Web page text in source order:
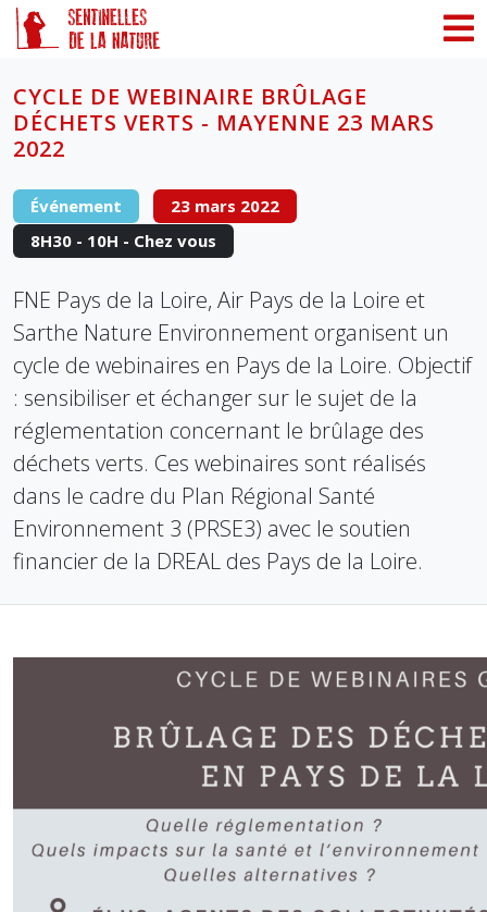
CYCLE DE WEBINAIRE BRÛLAGE
DÉCHETS VERTS - MAYENNE 23 MARS
2022
Événement
23 mars 2022
8H30 - 10H - Chez vous
FNE Pays de la Loire, Air Pays de la Loire et
Sarthe Nature Environnement organisent un
cycle de webinaires en Pays de la Loire. Objectif
: sensibiliser et échanger sur le sujet de la
réglementation concernant le brûlage des
déchets verts. Ces webinaires sont réalisés
dans le cadre du Plan Régional Santé
Environnement 3 (PRSE3) avec le soutien
financier de la DREAL des Pays de la Loire.
Panneau de gestion des cookies